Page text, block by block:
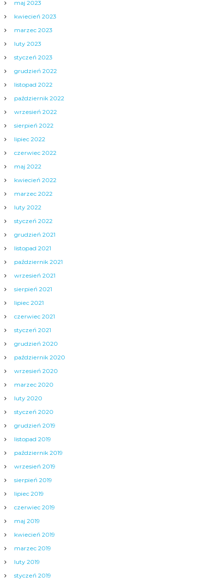
maj 2023
kwiecień 2023
marzec 2023
luty 2023
styczeń 2023
grudzień 2022
listopad 2022
październik 2022
wrzesień 2022
sierpień 2022
lipiec 2022
czerwiec 2022
maj 2022
kwiecień 2022
marzec 2022
luty 2022
styczeń 2022
grudzień 2021
listopad 2021
październik 2021
wrzesień 2021
sierpień 2021
lipiec 2021
czerwiec 2021
styczeń 2021
grudzień 2020
październik 2020
wrzesień 2020
marzec 2020
luty 2020
styczeń 2020
grudzień 2019
listopad 2019
październik 2019
wrzesień 2019
sierpień 2019
lipiec 2019
czerwiec 2019
maj 2019
kwiecień 2019
marzec 2019
luty 2019
styczeń 2019